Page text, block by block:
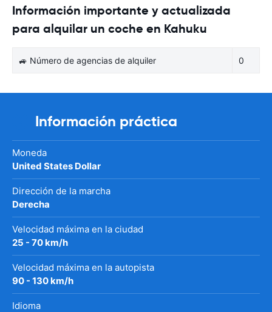
Información importante y actualizada
para alquilar un coche en Kahuku
🚙 Número de agencias de alquiler 0
Información práctica
Moneda
United States Dollar
Dirección de la marcha
Derecha
Velocidad máxima en la ciudad
25 - 70 km/h
Velocidad máxima en la autopista
90 - 130 km/h
Idioma